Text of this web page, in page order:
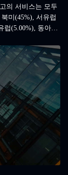
의 서비스는 모두
미(45%), 서유럽
럽(5.00%), 동아시
지니어들은 공급업
질'이라는 가장 높
에 대한 불만이 간
전문 공급업체로서
체 성과의 핵심 지